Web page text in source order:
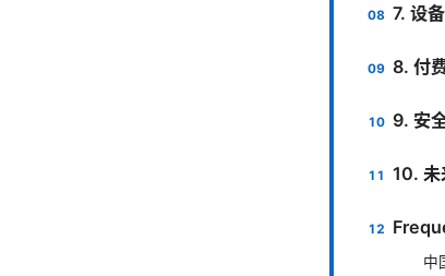
7. 设
8. 付
9. 安
10. 未
中